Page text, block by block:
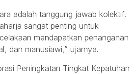
adalah tanggung jawab kolektif.
sangat penting untuk
mendapatkan penanganan
dan manusiawi,” ujarnya.
Peningkatan Tingkat Kepatuhan